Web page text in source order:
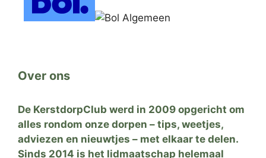
Over ons
De KerstdorpClub werd in 2009 opgericht om
alles rondom onze dorpen – tips, weetjes,
adviezen en nieuwtjes – met elkaar te delen.
Sinds 2014 is het lidmaatschap helemaal